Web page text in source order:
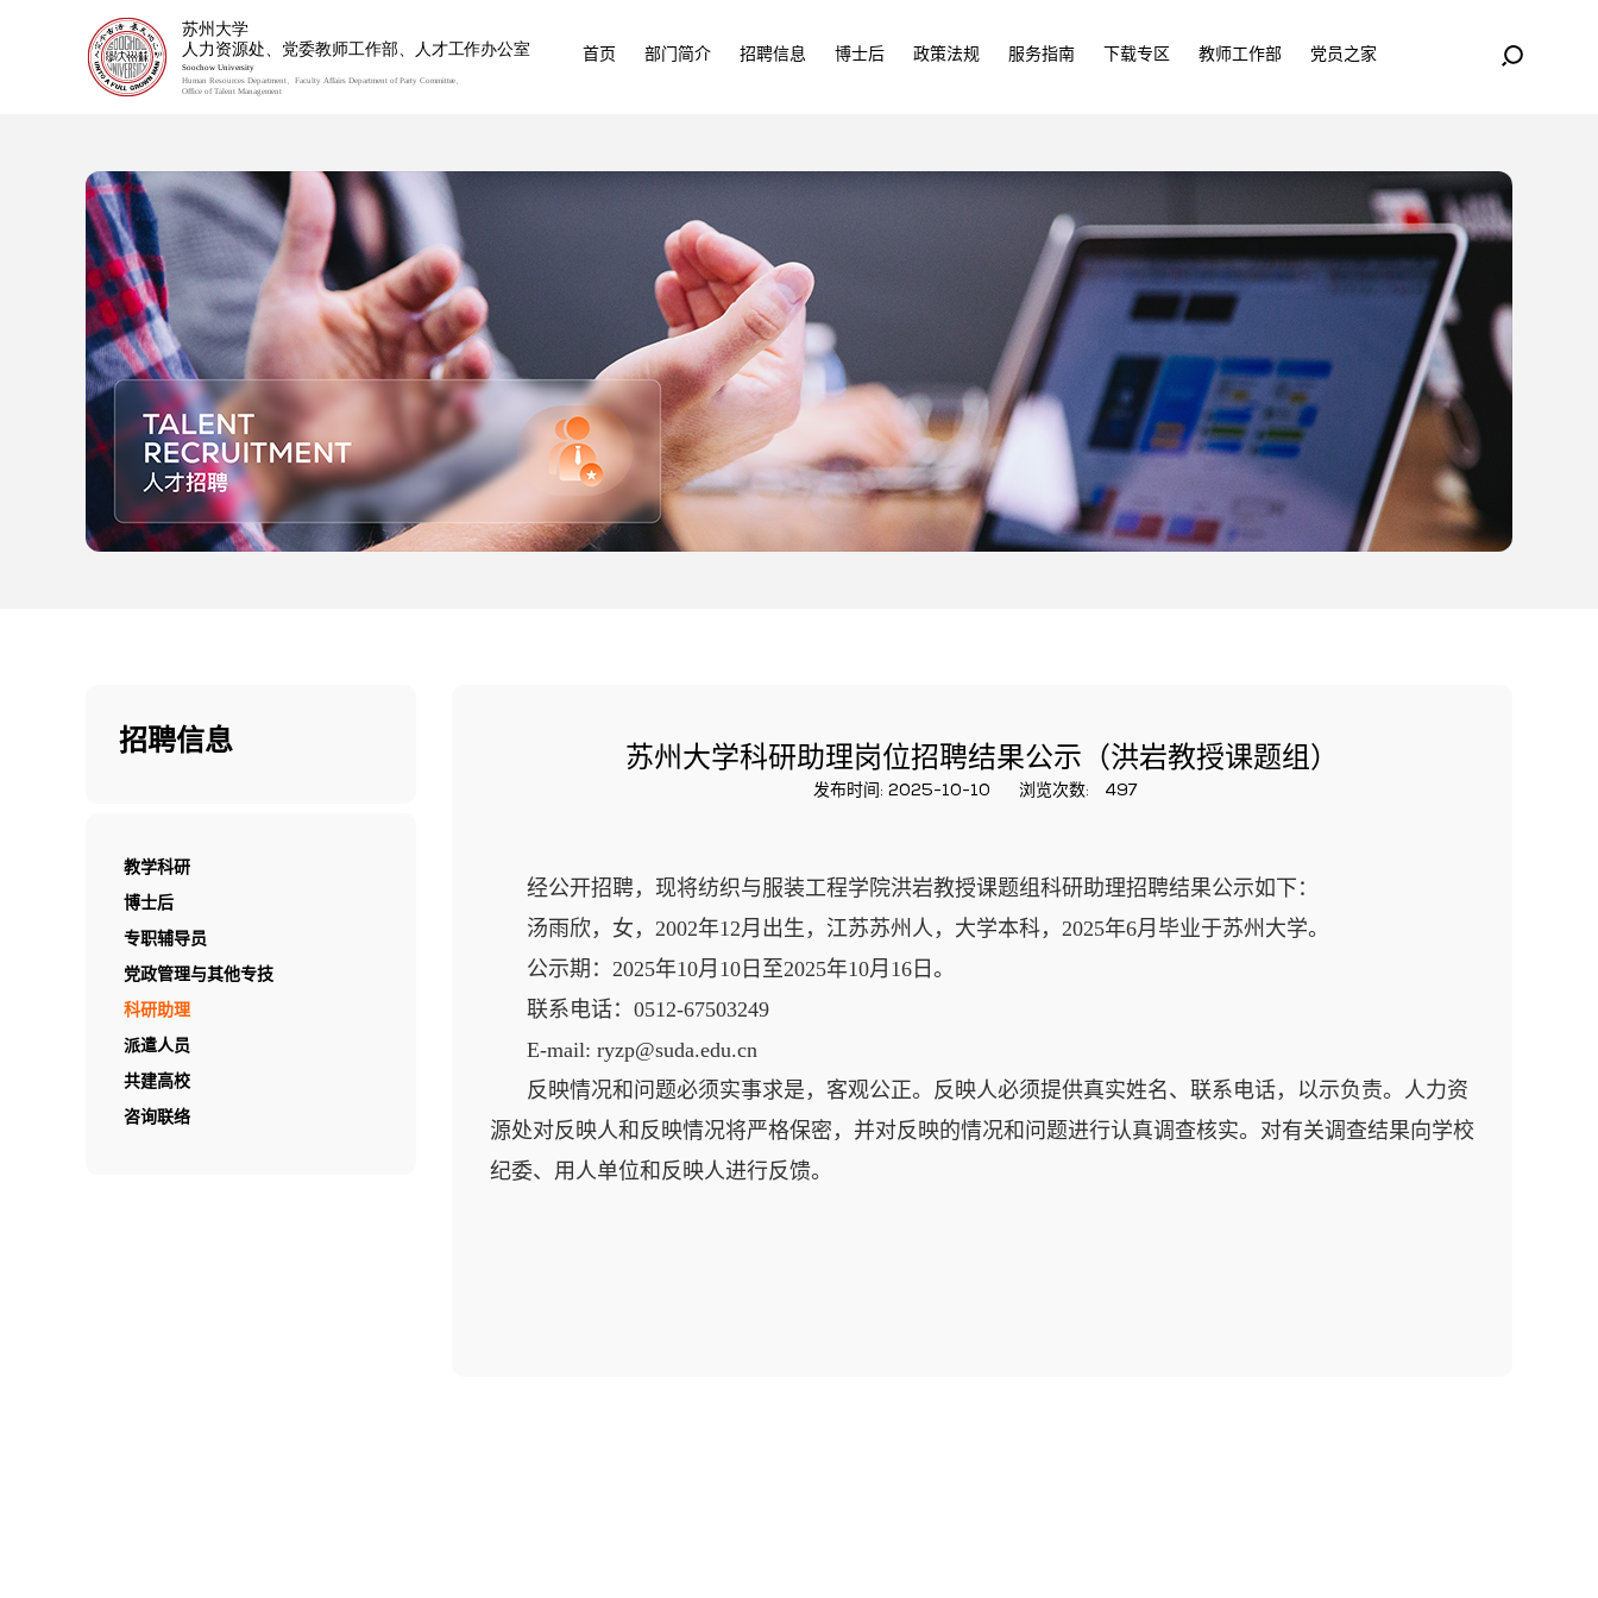
首页 部门简介 招聘信息 博士后 政策法规 服务指南 下载专区 教师工作部 党员之家
招聘信息
教学科研
博士后
专职辅导员
党政管理与其他专技
科研助理
派遣人员
共建高校
咨询联络
苏州大学科研助理岗位招聘结果公示（洪岩教授课题组）
发布时间: 2025-10-10 浏览次数: 497
经公开招聘，现将纺织与服装工程学院洪岩教授课题组科研助理招聘结果公示如下：
汤雨欣，女，2002年12月出生，江苏苏州人，大学本科，2025年6月毕业于苏州大学。
公示期：2025年10月 10 日至2025年10月 16 日。
联系电话：0512-67503249
E-mail: ryzp@suda.edu.cn
反映情况和问题必须实事求是，客观公正。反映人必须提供真实姓名、联系电话，以示负责。人力资
源处对反映人和反映情况将严格保密，并对反映的情况和问题进行认真调查核实。对有关调查结果向学校
纪委、用人单位和反映人进行反馈。